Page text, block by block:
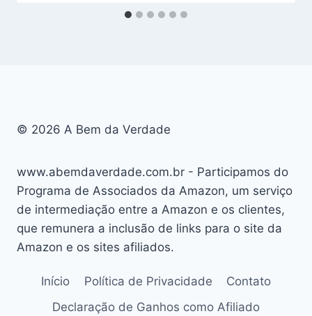
© 2026 A Bem da Verdade
www.abemdaverdade.com.br - Participamos do
Programa de Associados da Amazon, um serviço
de intermediação entre a Amazon e os clientes,
que remunera a inclusão de links para o site da
Amazon e os sites afiliados.
Início Política de Privacidade
Contato
Declaração de Ganhos como Afiliado